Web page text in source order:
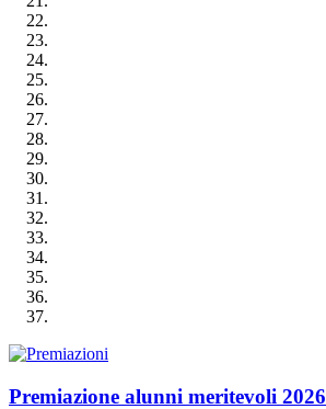
Premiazione alunni meritevoli 2026